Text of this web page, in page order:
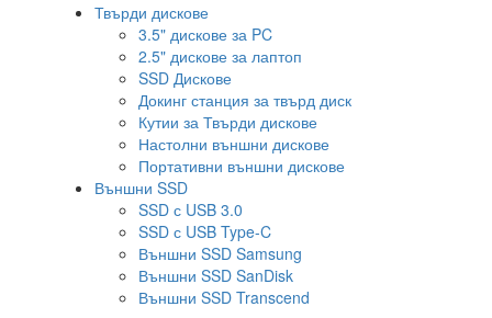
Твърди дискове
3.5" дискове за PC
2.5" дискове за лаптоп
SSD Дискове
Докинг станция за твърд диск
Кутии за Твърди дискове
Настолни външни дискове
Портативни външни дискове
Външни SSD
SSD с USB 3.0
SSD с USB Type-C
Външни SSD Samsung
Външни SSD SanDisk
Външни SSD Transcend